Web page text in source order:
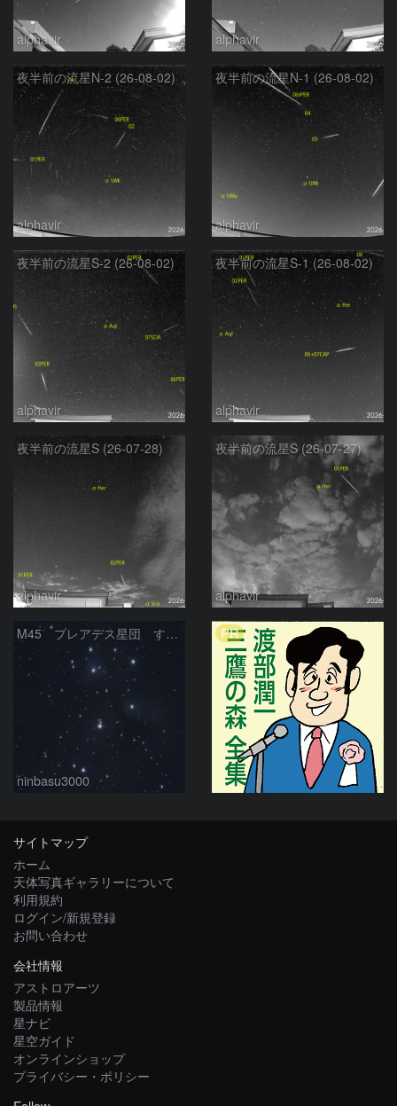
alphavir alphavir
夜半前の流星N-2 (26-08-02)
alphavir
夜半前の流星N-1 (26-08-02)
alphavir
夜半前の流星S-2 (26-08-02)
alphavir
夜半前の流星S-1 (26-08-02)
alphavir
夜半前の流星S (26-07-28)
alphavir
夜半前の流星S (26-07-27)
alphavir
M45 プレアデス星団 すばる
ninbasu3000
PR
サイトマップ
ホーム
天体写真ギャラリーについて
利用規約
ログイン/新規登録
お問い合わせ
会社情報
アストロアーツ
製品情報
星ナビ
星空ガイド
オンラインショップ
プライバシー・ポリシー